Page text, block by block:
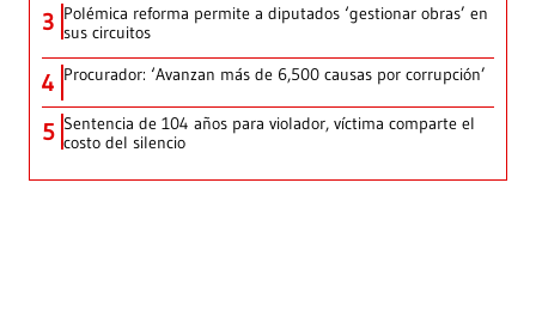
3 Polémica reforma permite a diputados ‘gestionar obras’ en
sus circuitos
4 Procurador: ‘Avanzan más de 6,500 causas por corrupción’
5 Sentencia de 104 años para violador, víctima comparte el
costo del silencio